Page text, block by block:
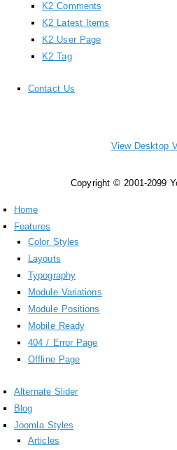
K2 Comments
K2 Latest Items
K2 User Page
K2 Tag
Contact Us
View Desktop
Copyright © 2001-2099
Home
Features
Color Styles
Layouts
Typography
Module Variations
Module Positions
Mobile Ready
404 / Error Page
Offline Page
Alternate Slider
Blog
Joomla Styles
Articles